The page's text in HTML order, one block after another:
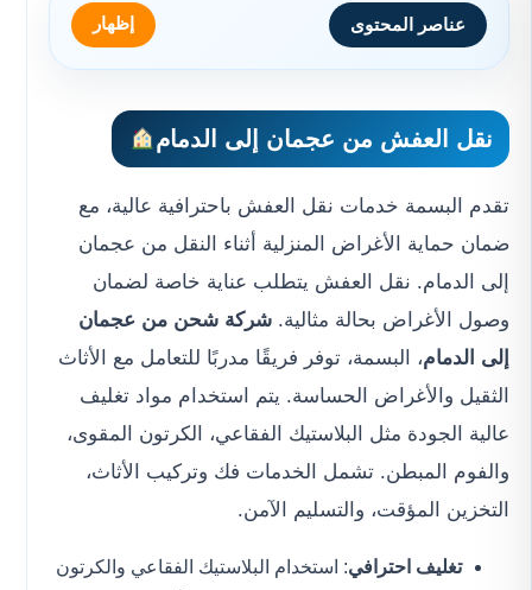
عناصر المحتوى إظهار
نقل العفش من عجمان إلى الدمام
تقدم البسمة خدمات نقل العفش باحترافية عالية، مع
ضمان حماية الأغراض المنزلية أثناء النقل من عجمان
إلى الدمام. نقل العفش يتطلب عناية خاصة لضمان
وصول الأغراض بحالة مثالية. شركة شحن من عجمان
إلى الدمام، البسمة، توفر فريقًا مدربًا للتعامل مع الأثاث
الثقيل والأغراض الحساسة. يتم استخدام مواد تغليف
عالية الجودة مثل البلاستيك الفقاعي، الكرتون المقوى،
والفوم المبطن. تشمل الخدمات فك وتركيب الأثاث،
التخزين المؤقت، والتسليم الآمن.
تغليف احترافي: استخدام البلاستيك الفقاعي والكرتون